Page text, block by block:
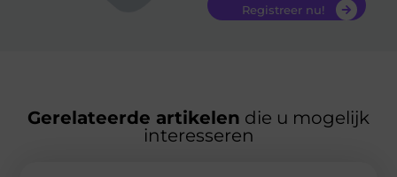
Registreer nu!
Gerelateerde artikelen die u mogelijk
interesseren